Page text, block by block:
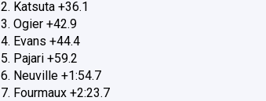
2. Katsuta +36.1
3. Ogier +42.9
4. Evans +44.4
5. Pajari +59.2
6. Neuville +1:54.7
7. Fourmaux +2:23.7